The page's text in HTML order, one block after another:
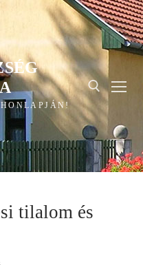
tilalom és